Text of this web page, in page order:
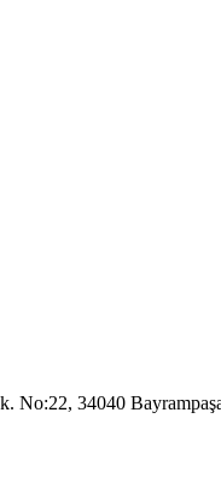
No:22, 34040